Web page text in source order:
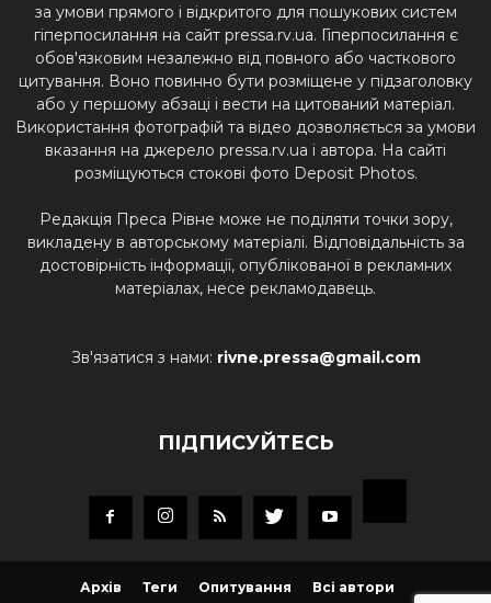
за умови прямого і відкритого для пошукових систем
гіперпосилання на сайт pressa.rv.ua. Гіперпосилання є
обов'язковим незалежно від повного або часткового
цитування. Воно повинно бути розміщене у підзаголовку
або у першому абзаці і вести на цитований матеріал.
Використання фотографій та відео дозволяється за умови
вказання на джерело pressa.rv.ua і автора. На сайті
розміщуються стокові фото Deposit Photos.
Редакція Преса Рівне може не поділяти точки зору,
викладену в авторському матеріалі. Відповідальність за
достовірність інформації, опублікованої в рекламних
матеріалах, несе рекламодавець.
Зв'язатися з нами: rivne.pressa@gmail.com
ПІДПИСУЙТЕСЬ
Архів Теги Опитування
Всі автори